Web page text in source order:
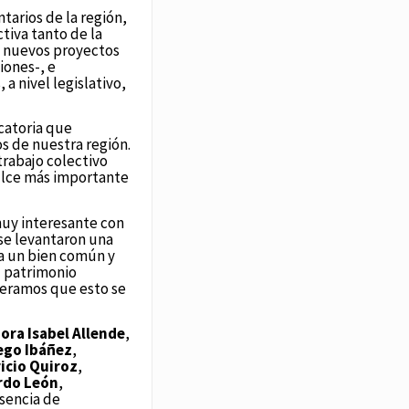
de la región,
tanto de la
proyectos
, e
a nivel legislativo,
que
de nuestra región.
colectivo
más importante
interesante con
levantaron una
un bien común y
patrimonio
que esto se
Isabel Allende,
Ibáñez,
Quiroz,
León,
de